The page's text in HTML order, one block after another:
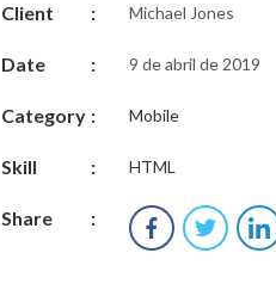
Client : Michael Jones
Date : 9 de abril de 2019
Category : Mobile
Skill : HTML
Share :